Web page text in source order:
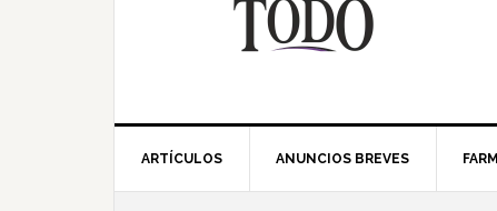
ARTÍCULOS ANUNCIOS BREVES